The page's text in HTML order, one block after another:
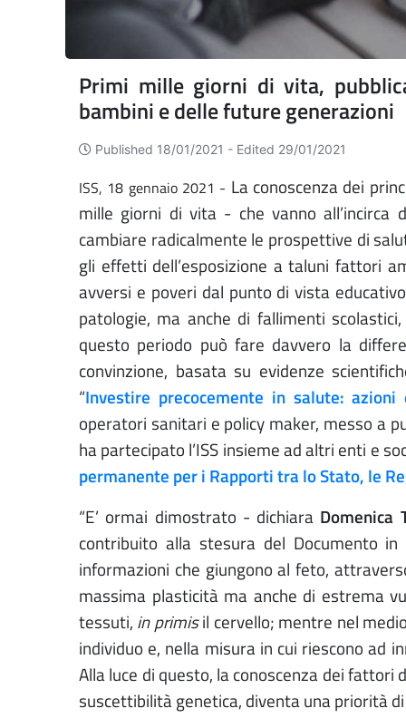
Primi mille giorni di vita,
bambini e delle future generazioni
Published 18/01/2021 - Edited 29/01/2021
ISS, 18 gennaio 2021 - La conoscenza dei
mille giorni di vita - che vanno all’incirca
cambiare radicalmente le prospettive di
gli effetti dell’esposizione a taluni fattori
avversi e poveri dal punto di vista
patologie, ma anche di fallimenti
questo periodo può fare davvero la
convinzione, basata su evidenze
“Investire precocemente in salute:
operatori sanitari e policy maker, messo a
ha partecipato l’ISS insieme ad altri enti e
permanente per i Rapporti tra lo Stato, le
“E’ ormai dimostrato - dichiara Domenica
contribuito alla stesura del Documento
informazioni che giungono al feto,
massima plasticità ma anche di estrema
tessuti, in primisil cervello; mentre nel
individuo e, nella misura in cui riescono ad
Alla luce di questo, la conoscenza dei
suscettibilità genetica, diventa una priorità di